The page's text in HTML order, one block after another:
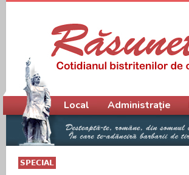
SPECIAL
Meniu principal
Local Administrație